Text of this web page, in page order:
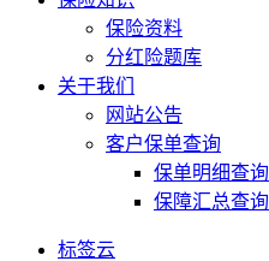
保险资料
分红险题库
关于我们
网站公告
客户保单查询
保单明细查询
保障汇总查询
标签云